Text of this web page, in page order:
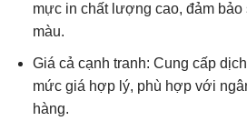
mực in chất lượng cao, đảm bảo
màu.
Giá cả cạnh tranh: Cung cấp
mức giá hợp lý, phù hợp với
hàng.